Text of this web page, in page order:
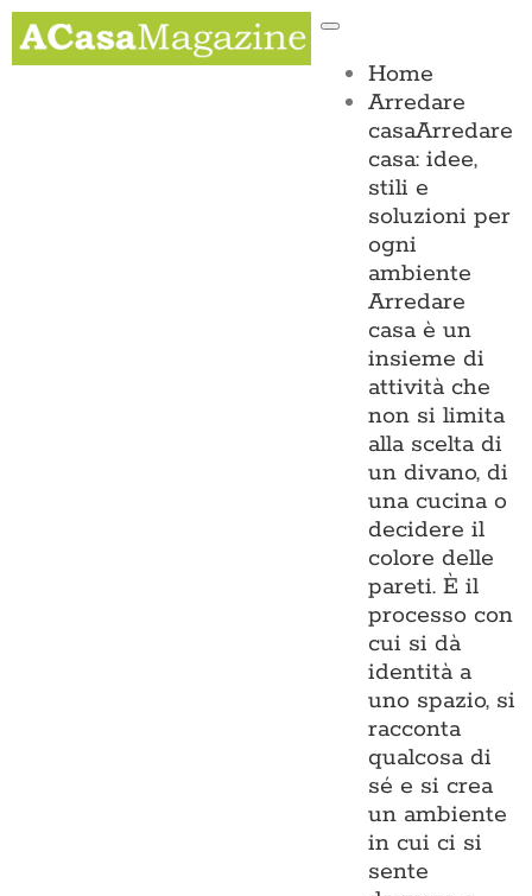
Salta
contenuto
Toggle
Home
Arredare
casaArredare
casa: idee,
stili e
soluzioni per
ogni
ambiente
Arredare
casa è un
insieme di
attività che
non si limita
alla scelta di
un divano, di
una cucina o
decidere il
colore delle
pareti. È il
processo con
cui si dà
identità a
uno spazio, si
racconta
qualcosa di
sé e si crea
un ambiente
in cui ci si
sente